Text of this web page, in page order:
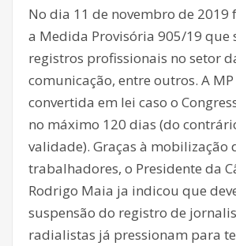
No dia 11 de novembro de
a Medida Provisória 905/19 que
registros profissionais no setor
comunicação, entre outros. A MP
convertida em lei caso o
no máximo 120 dias (do
validade). Graças à mobilização
trabalhadores, o Presidente da
Rodrigo Maia ja indicou que
suspensão do registro de
radialistas já pressionam para